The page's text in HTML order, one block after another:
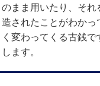
のまま用いたり、そ
造されたことがわか
く変わってくる古銭
します。